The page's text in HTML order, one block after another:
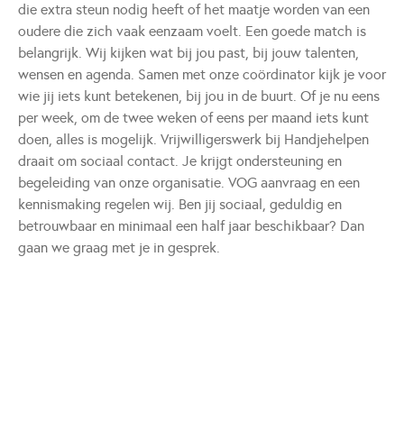
die extra steun nodig heeft of het maatje worden van een
oudere die zich vaak eenzaam voelt. Een goede match is
belangrijk. Wij kijken wat bij jou past, bij jouw talenten,
wensen en agenda. Samen met onze coördinator kijk je voor
wie jij iets kunt betekenen, bij jou in de buurt. Of je nu eens
per week, om de twee weken of eens per maand iets kunt
doen, alles is mogelijk. Vrijwilligerswerk bij Handjehelpen
draait om sociaal contact. Je krijgt ondersteuning en
begeleiding van onze organisatie. VOG aanvraag en een
kennismaking regelen wij. Ben jij sociaal, geduldig en
betrouwbaar en minimaal een half jaar beschikbaar? Dan
gaan we graag met je in gesprek.